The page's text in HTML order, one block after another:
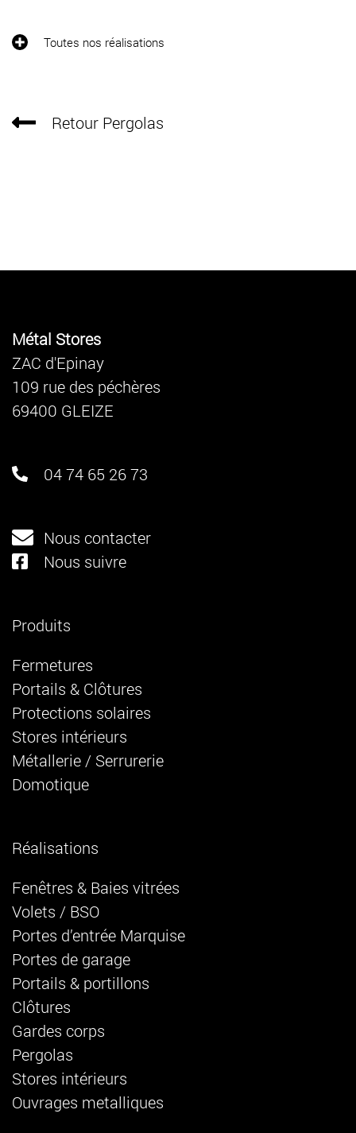
Toutes nos réalisations
Retour Pergolas
Métal Stores
ZAC d'Epinay
109 rue des péchères
69400 GLEIZE
04 74 65 26 73
Nous contacter
Nous suivre
Produits
Fermetures
Portails & Clôtures
Protections solaires
Stores intérieurs
Métallerie / Serrurerie
Domotique
Réalisations
Fenêtres & Baies vitrées
Volets / BSO
Portes d’entrée Marquise
Portes de garage
Portails & portillons
Clôtures
Gardes corps
Pergolas
Stores intérieurs
Ouvrages metalliques